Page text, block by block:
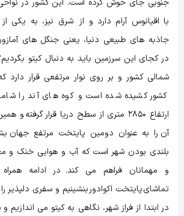
جنوبی جای خوش کرده است. این کشور در
با اقیانوس آرام دارد و از شرق نیز، به یکی
جاذبه های طبیعی دنیا، یعنی جنگل های
در کجای این سرزمین باید به دنبال کیتو
شمالی کشور و بر روی نوار مرتفعی قرار دارد
کشور کشیده شده است و کوه های آند را
ارتفاع ۲۸۵۰ متری از سطح دریا قرار
آن را به عنوان دومین پایتخت مرتفع جهان
بلندی بودن شهر است که آب و هوایی خنک و
و مهمانان فراهم می کند. در ادامه
تماشای پایتخت اکوادور بنشینیم و سفری دلپذیر
در ابتدا از فراز شهر، نگاهی به کیتو می